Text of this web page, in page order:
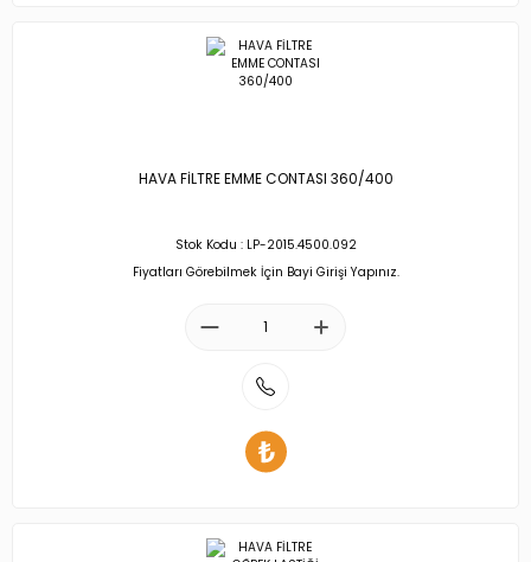
HAVA FİLTRE EMME CONTASI 360/400
Stok Kodu : LP-2015.4500.092
Fiyatları Görebilmek İçin Bayi Girişi Yapınız.